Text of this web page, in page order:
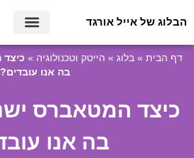
הבלוג של אייל אורגד
דף הבית » בלוג » הייטק וטכנולוגיה »
בה אנו עובדים?
כיצד המטאברס
בה אנו